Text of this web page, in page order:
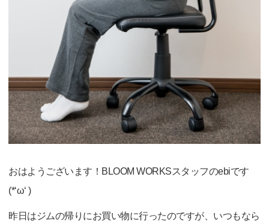
おはようございます！BLOOM WORKSスタッフのebiです
(*‘ω‘ )
昨日はジムの帰りにお買い物に行ったのですが、いつもなら